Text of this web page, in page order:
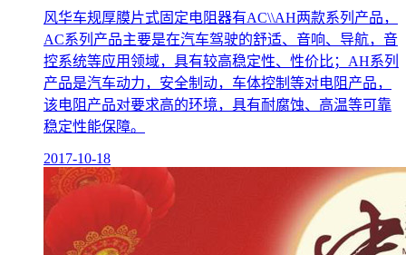
风华车规厚膜片式固定电阻器有AC\\AH两款系列产品，
AC系列产品主要是在汽车驾驶的舒适、音响、导航，音
控系统等应用领域，具有较高稳定性、性价比；AH系列
产品是汽车动力，安全制动，车体控制等对电阻产品，
该电阻产品对要求高的环境，具有耐腐蚀、高温等可靠
稳定性能保障。
2017-10-18